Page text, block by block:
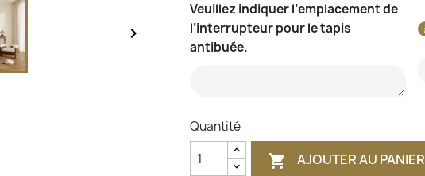

Veuillez indiquer l’emplacement de
l’interrupteur pour le tapis
antibuée.
Quantité
 AJOUTER AU PANIER